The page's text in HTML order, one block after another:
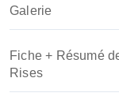
Galerie
Fiche + Résumé
Rises